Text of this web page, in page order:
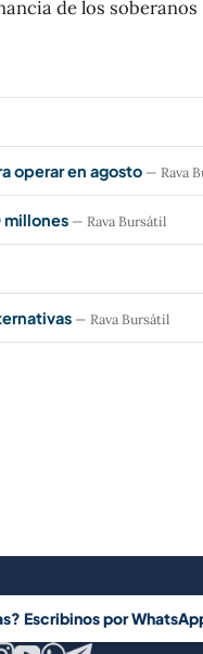
de los soberanos
operar en agosto — Rava
millones — Rava Bursátil
— Rava Bursátil
Escribinos por